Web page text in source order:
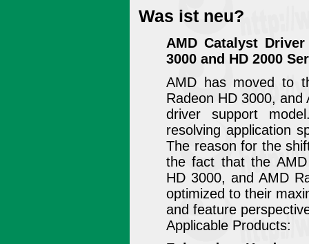
Was ist neu?
AMD Catalyst
3000 and HD 2000
AMD has moved to
Radeon HD 3000, and
driver support
resolving application
The reason for the
the fact that the
HD 3000, and AMD
optimized to their
and feature
Applicable Products: